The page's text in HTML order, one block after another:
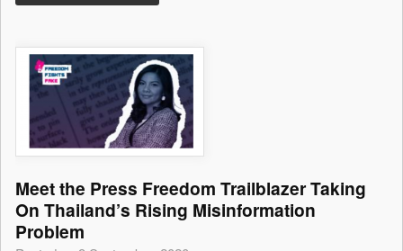
Meet the Press Freedom Trailblazer Taking
On Thailand’s Rising Misinformation
Problem